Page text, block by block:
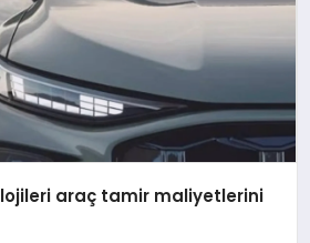
araç tamir maliyetlerini